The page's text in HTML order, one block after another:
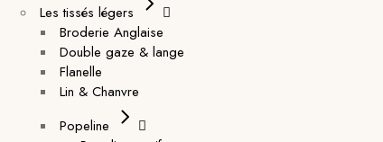
Les tissés légers
Broderie Anglaise
Double gaze & lange
Flanelle
Lin & Chanvre
Popeline